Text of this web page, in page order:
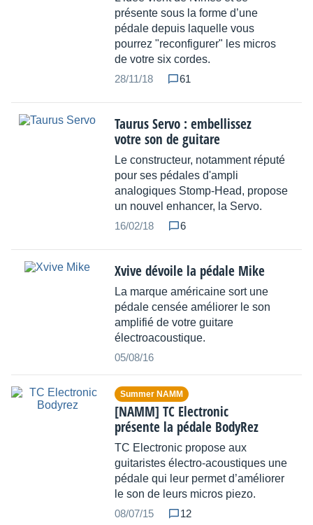
présente sous la forme d’une
pédale depuis laquelle vous
pourrez "reconfigurer" les micros
de votre six cordes.
28/11/18
61
Taurus Servo : embellissez
votre son de guitare
Le constructeur, notamment réputé
pour ses pédales d'ampli
analogiques Stomp-Head, propose
un nouvel enhancer, la Servo.
16/02/18
6
Xvive dévoile la pédale Mike
La marque américaine sort une
pédale censée améliorer le son
amplifié de votre guitare
électroacoustique.
05/08/16
Summer NAMM
[NAMM] TC Electronic
présente la pédale BodyRez
TC Electronic propose aux
guitaristes électro-acoustiques une
pédale qui leur permet d’améliorer
le son de leurs micros piezo.
08/07/15
12